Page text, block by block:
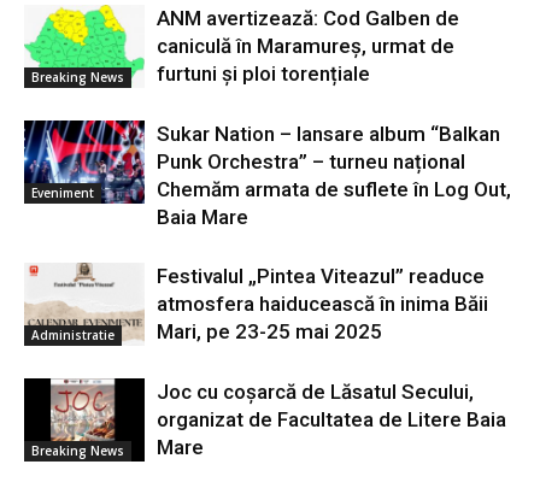
Breaking News
ANM avertizează: Cod Galben de
caniculă în Maramureș, urmat de
furtuni și ploi torențiale
Eveniment
Sukar Nation – lansare album “Balkan
Punk Orchestra” – turneu național
Chemăm armata de suflete în Log Out,
Baia Mare
Administratie
Festivalul „Pintea Viteazul” readuce
atmosfera haiducească în inima Băii
Mari, pe 23-25 mai 2025
Breaking News
Joc cu coșarcă de Lăsatul Secului,
organizat de Facultatea de Litere Baia
Mare